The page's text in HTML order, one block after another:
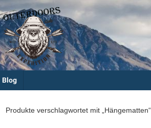
Blog
Produkte verschlagwortet mit „Hängematten“